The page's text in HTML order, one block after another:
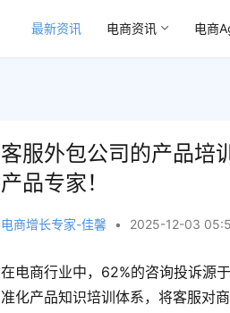
最新资讯 电商资讯 电商
客服外包公司的产品培
产品专家！
电商增长专家-佳馨 • 2025-12-03
在电商行业中，62%的咨询投诉源
准化产品知识培训体系，将客服对